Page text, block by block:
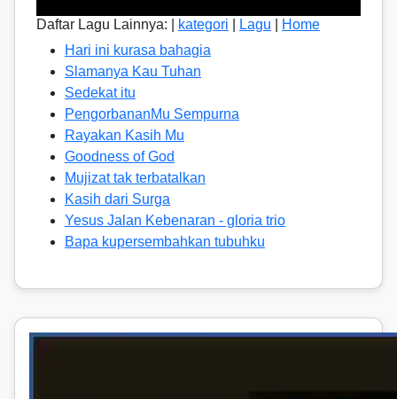
Daftar Lagu Lainnya: | kategori Lagu
Home
Hari ini kurasa bahagia
Slamanya Kau Tuhan
Sedekat itu
PengorbananMu Sempurna
Rayakan Kasih Mu
Goodness of God
Mujizat tak terbatalkan
Kasih dari Surga
Yesus Jalan Kebenaran - gloria trio
Bapa kupersembahkan tubuhku